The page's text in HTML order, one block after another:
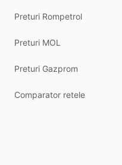
Preturi Rompetrol
Preturi MOL
Preturi Gazprom
Comparator retele